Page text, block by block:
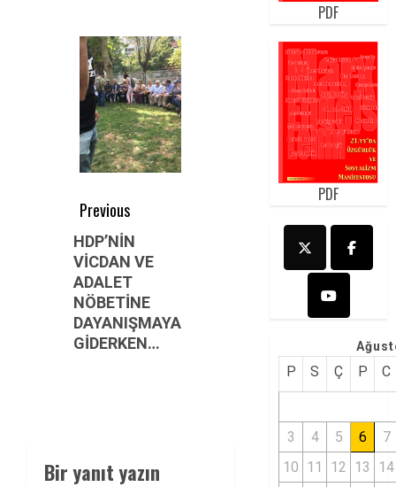
Post
navigation
Previous
Previous
post:
HDP’NİN
VİCDAN VE
ADALET
NÖBETİNE
DAYANIŞMAYA
GİDERKEN…
Bir yanıt yazın
PDF
PDF
P S Ç P C
3 4 5 6
7
10 11 12 13
14